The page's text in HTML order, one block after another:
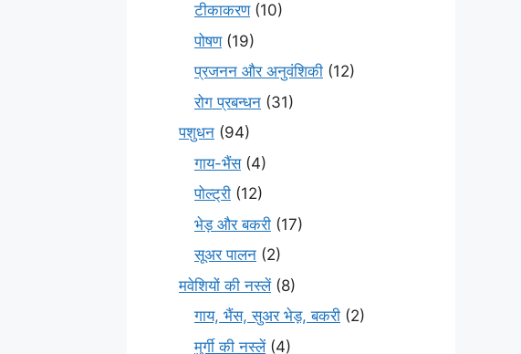
टीकाकरण(10)
पोषण(19)
प्रजनन और अनुवंशिकी (12)
रोग प्रबन्धन (31)
पशुधन (94)
गाय-भैंस(4)
पोल्ट्री (12)
भेड़ और बकरी (17)
सूअर पालन (2)
मवेशियों की नस्लें(8)
गाय, भैंस, सुअर भेड़, बकरी (2)
मुर्गी की नस्लें(4)